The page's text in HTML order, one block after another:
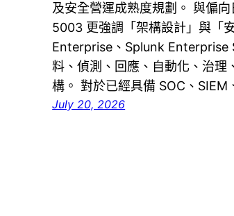
及安全營運成熟度規劃。 與偏
5003 更強調「架構設計」與「
Enterprise、Splunk Enterprise
料、偵測、回應、自動化、治理
構。 對於已經具備 SOC、
July 20, 2026